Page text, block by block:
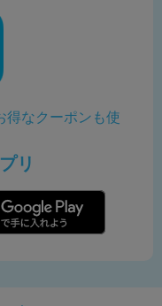
得なクーポンも使
リ